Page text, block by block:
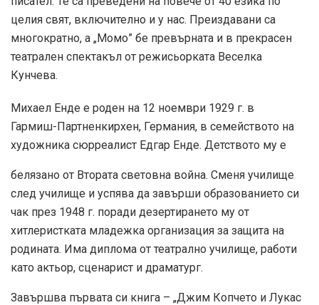
целия свят, включително и у нас. Преиздавани са
многократно, а „Момо” бе превърната и в прекрасен
театрален спектакъл от режисьорката Веселка
Кунчева.
Михаел Енде е роден на 12 ноември 1929 г. в
Гармиш-Партненкирхен, Германия, в семейството на
художника сюрреалист Едгар Енде. Детството му е
белязано от Втората световна война. Сменя училище
след училище и успява да завърши образованието си
чак през 1948 г. поради дезертирането му от
хитлеристката младежка организация за защита на
родината. Има диплома от театрално училище, работи
като актьор, сценарист и драматург.
Завършва първата си книга – „Джим Копчето и Лукас